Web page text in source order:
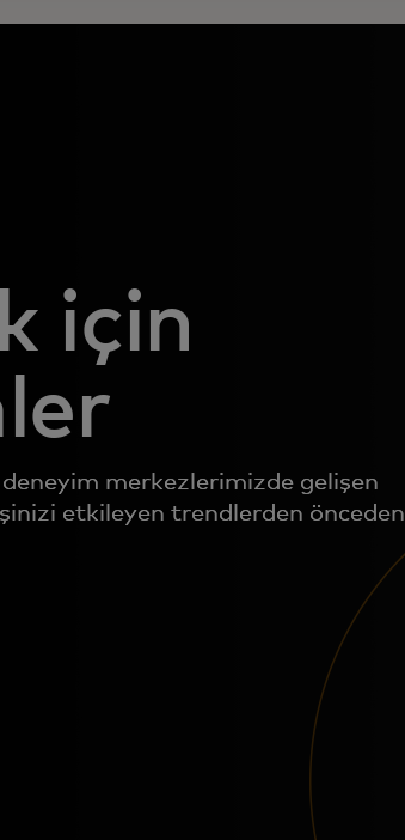
için
merkezlerimizde gelişen
etkileyen trendlerden önceden